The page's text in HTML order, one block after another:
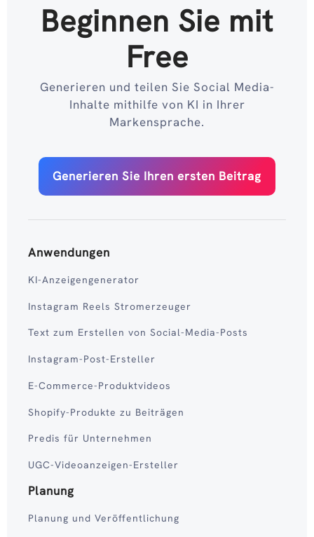
Beginnen Sie mit
Free
Generieren und teilen Sie Social Media-
Inhalte mithilfe von KI in Ihrer
Markensprache.
Generieren Sie Ihren ersten Beitrag
Anwendungen
KI-Anzeigengenerator
Instagram Reels Stromerzeuger
Text zum Erstellen von Social-Media-Posts
Instagram-Post-Ersteller
E-Commerce-Produktvideos
Shopify-Produkte zu Beiträgen
Predis für Unternehmen
UGC-Videoanzeigen-Ersteller
Planung
Planung und Veröffentlichung